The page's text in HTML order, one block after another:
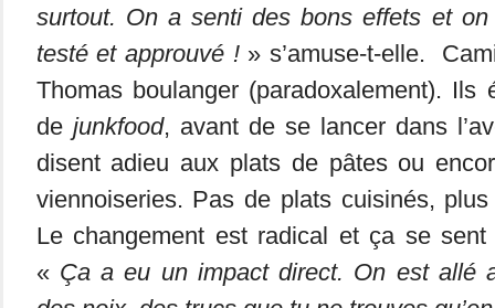
surtout. On a senti des bons effets et
testé et approuvé ! » s’amuse-t-elle.
Thomas boulanger (paradoxalement). Ils
de junkfood, avant de se lancer dans
disent adieu aux plats de pâtes ou
viennoiseries. Pas de plats cuisinés,
Le changement est radical et ça se
« Ça a eu un impact direct. On est allé